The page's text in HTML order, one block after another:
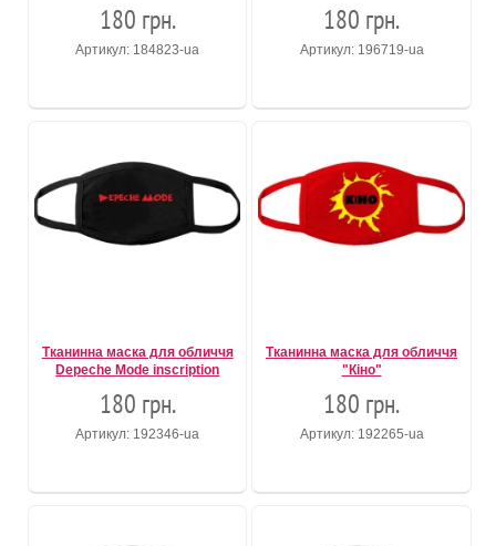
180 грн.
Артикул: 184823-ua
180 грн.
Артикул: 196719-ua
Тканинна маска для обличчя
Depeche Mode inscription
180 грн.
Артикул: 192346-ua
Тканинна маска для обличчя
"Кіно"
180 грн.
Артикул: 192265-ua